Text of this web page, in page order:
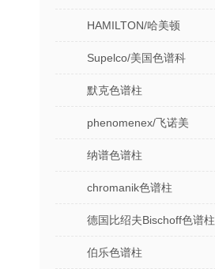
HAMILTON/哈美顿
Supelco/美国色谱科
默克色谱柱
phenomenex/飞诺美
纳谱色谱柱
chromanik色谱柱
德国比绍夫Bischoff色谱柱
伯乐色谱柱